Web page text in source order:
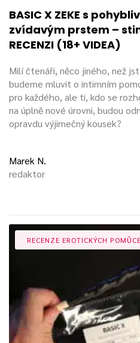
BASIC X ZEKE s
zvídavým prstem –
RECENZI (18+ VIDEA)
Milí čtenáři, něco jiného, než
budeme mluvit o intimním
pro každého, ale ti, kdo se
na úplně nové úrovni, budou
opravdu výjimečný kousek?
Marek N.
redaktor
RECENZE EROTICKÝCH